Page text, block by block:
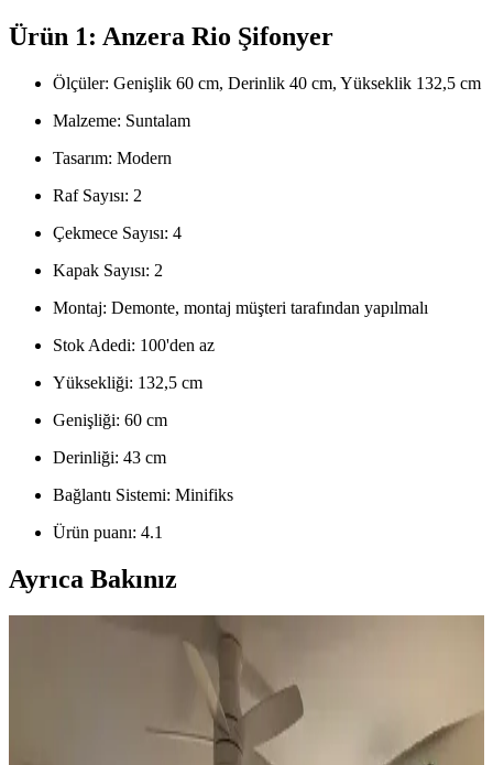
Ürün 1: Anzera Rio Şifonyer
Ölçüler: Genişlik 60 cm, Derinlik 40 cm, Yükseklik 132,5 cm
Malzeme: Suntalam
Tasarım: Modern
Raf Sayısı: 2
Çekmece Sayısı: 4
Kapak Sayısı: 2
Montaj: Demonte, montaj müşteri tarafından yapılmalı
Stok Adedi: 100'den az
Yüksekliği: 132,5 cm
Genişliği: 60 cm
Derinliği: 43 cm
Bağlantı Sistemi: Minifiks
Ürün puanı: 4.1
Ayrıca Bakınız
Koltuk ve Aksesuar Sandalyelerde Renk Uyumu ve
Dekorasyonda Görsel Denge Sağlama Yöntemleri
Koltuk ve aksesuar sandalyelerde renk uyumsuzluğu görsel rekabete
yol açabilir. Halı, perde, yastık ve mobilya yerleşimi ile renkler
dengelenerek mekanın estetik bütünlüğü sağlanır.